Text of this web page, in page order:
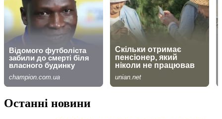
Останні новини